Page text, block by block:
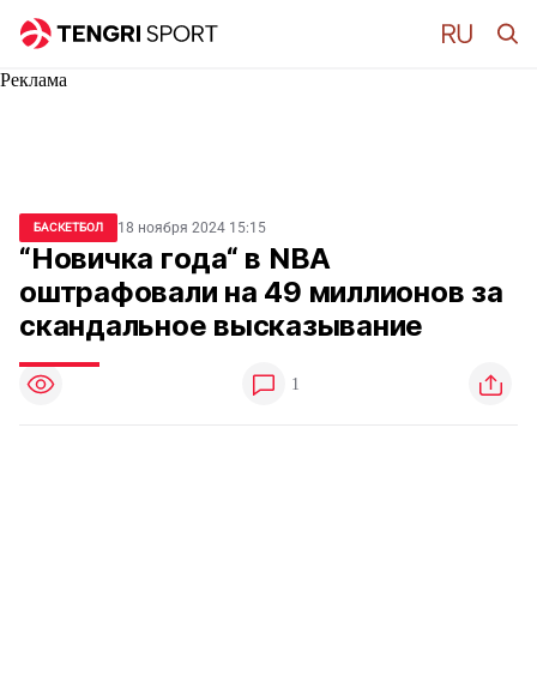
Реклама
БАСКЕТБОЛ 18 ноября 2024 15:15
“Новичка года“ в NBA
оштрафовали на 49 миллионов за
скандальное высказывание
1